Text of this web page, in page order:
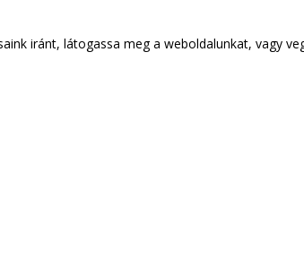
iránt, látogassa meg a weboldalunkat, vagy